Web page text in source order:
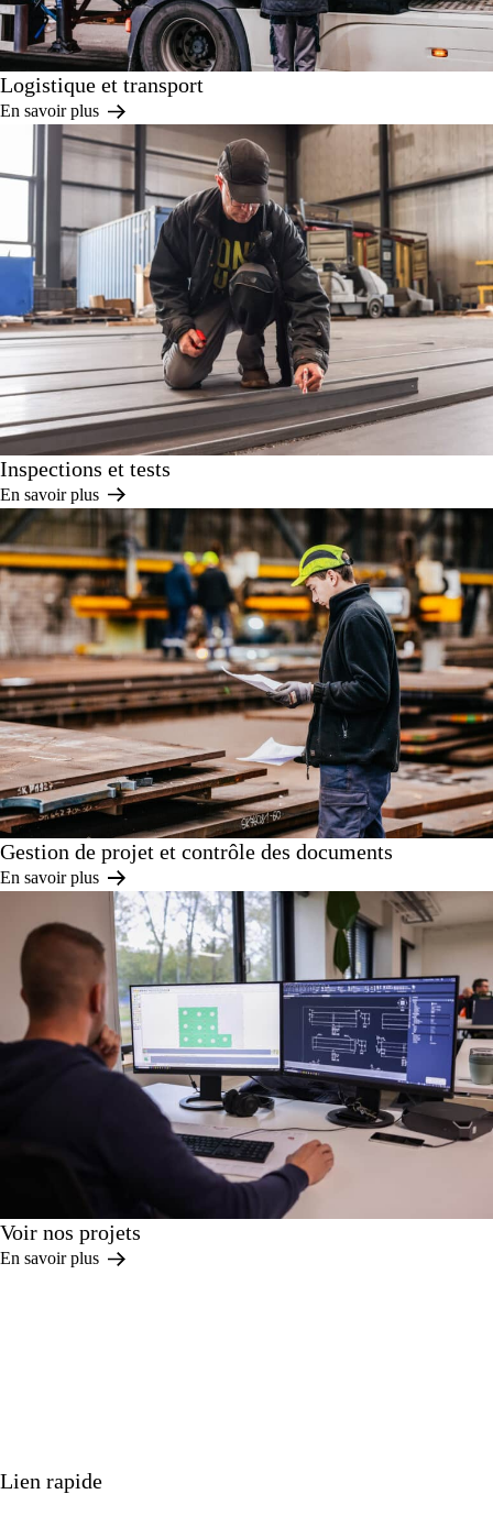
Logistique et transport
En savoir plus
Inspections et tests
En savoir plus
Gestion de projet et contrôle des documents
En savoir plus
Voir nos projets
En savoir plus
Lien rapide